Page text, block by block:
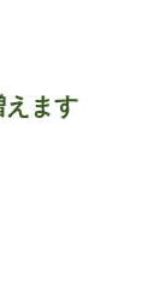
えます